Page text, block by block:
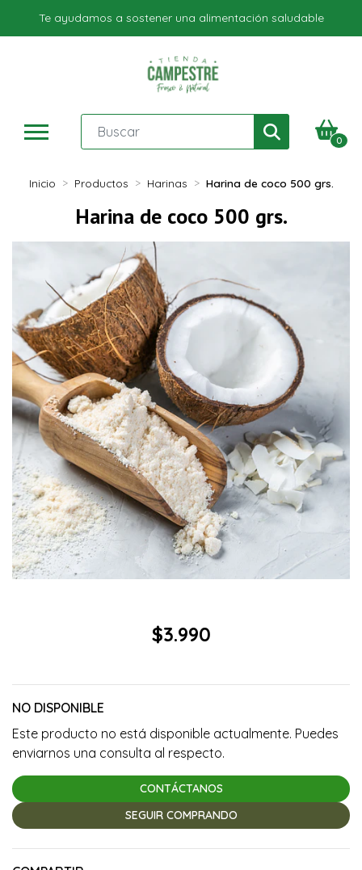
Te ayudamos a sostener una alimentación saludable
0
Inicio Productos Harinas Harina de coco 500 grs.
Harina de coco 500 grs.
$3.990
NO DISPONIBLE
Este producto no está disponible actualmente. Puedes
enviarnos una consulta al respecto.
CONTÁCTANOS
SEGUIR COMPRANDO